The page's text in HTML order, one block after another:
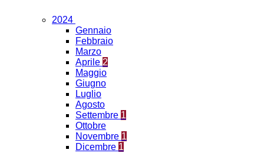
2024
Gennaio
Febbraio
Marzo
Aprile 2
Maggio
Giugno
Luglio
Agosto
Settembre 1
Ottobre
Novembre 1
Dicembre 1